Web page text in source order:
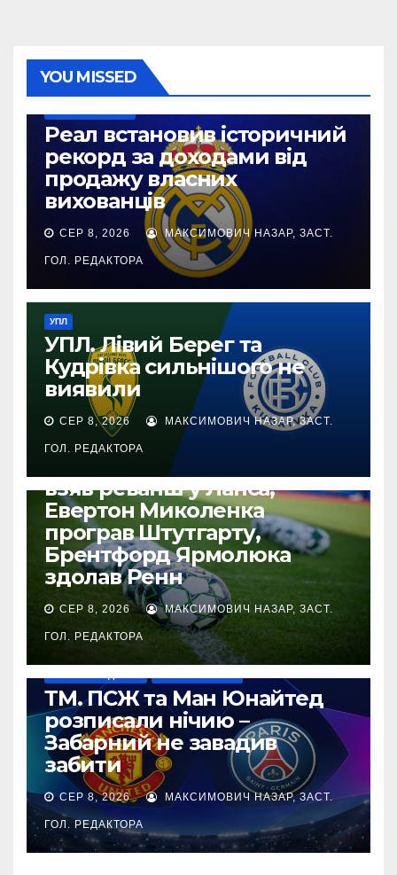
YOU MISSED
Реал встановив історичний
рекорд за доходами від
продажу власних
вихованців
СЕР 8, 2026 МАКСИМОВИЧ НАЗАР, ЗАСТ.
ГОЛ. РЕДАКТОРА
УПЛ
УПЛ. Лівий Берег та
Кудрівка сильнішого не
виявили
СЕР 8, 2026 МАКСИМОВИЧ НАЗАР, ЗАСТ.
ГОЛ. РЕДАКТОРА
НАШІ ЗА КОРДОНОМ ТОП-ЧЕМПІОНАТИ
ТМ. Сандерленд Тутєрова
взяв реванш у Ланса,
Евертон Миколенка
програв Штутгарту,
Брентфорд Ярмолюка
здолав Ренн
СЕР 8, 2026 МАКСИМОВИЧ НАЗАР, ЗАСТ.
ГОЛ. РЕДАКТОРА
ТМ. ПСЖ та Ман Юнайтед
розписали нічию –
Забарний не завадив
забити
СЕР 8, 2026 МАКСИМОВИЧ НАЗАР, ЗАСТ.
ГОЛ. РЕДАКТОРА